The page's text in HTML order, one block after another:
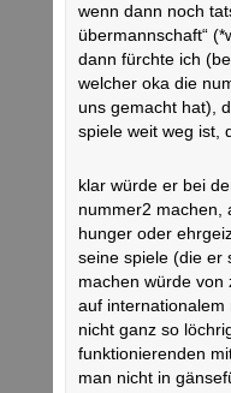
wenn dann noch
übermannschaft“
dann fürchte ich
welcher oka die
uns gemacht hat),
spiele weit weg ist,
klar würde er bei
nummer2 machen,
hunger oder
seine spiele (die er
machen würde von
auf
nicht ganz so
funktionierenden
man nicht in